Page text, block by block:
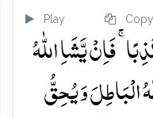
Play Copy
فَاِنۡ یَّشَاِ اللّٰہُ
الۡبَاطِلَ وَ یُحِقُّ